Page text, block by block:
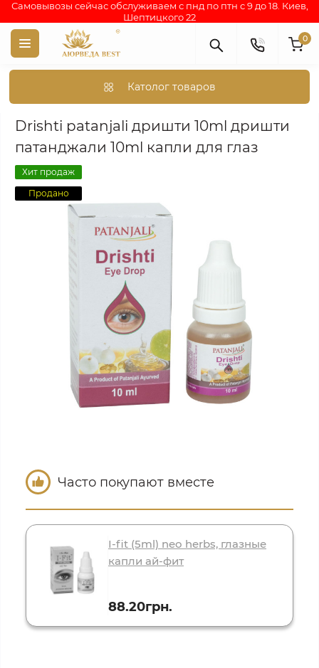
Самовывозы сейчас обслуживаем с пнд по птн с 9 до 18. Киев,
Шептицкого 22
0
Католог товаров
Аюрведа каталог индийских товаров АЮРВЕДИЧЕСКИЕ
Drishti patanjali дришти 10ml дришти
патанджали 10ml капли для глаз
Хит продаж
Продано
Часто покупают вместе
I-fit (5ml) neo herbs, глазные
капли ай-фит
88.20грн.